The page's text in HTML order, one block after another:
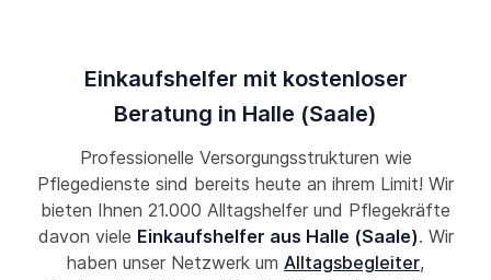
Einkaufshelfer mit kostenloser
Beratung in Halle (Saale)
Professionelle Versorgungsstrukturen wie
Pflegedienste sind bereits heute an ihrem Limit! Wir
bieten Ihnen 21.000 Alltagshelfer und Pflegekräfte
davon viele Einkaufshelfer aus Halle (Saale). Wir
haben unser Netzwerk um Alltagsbegleiter,